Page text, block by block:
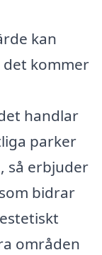
kan
kommer
handlar
parker
så erbjuder
bidrar
områden